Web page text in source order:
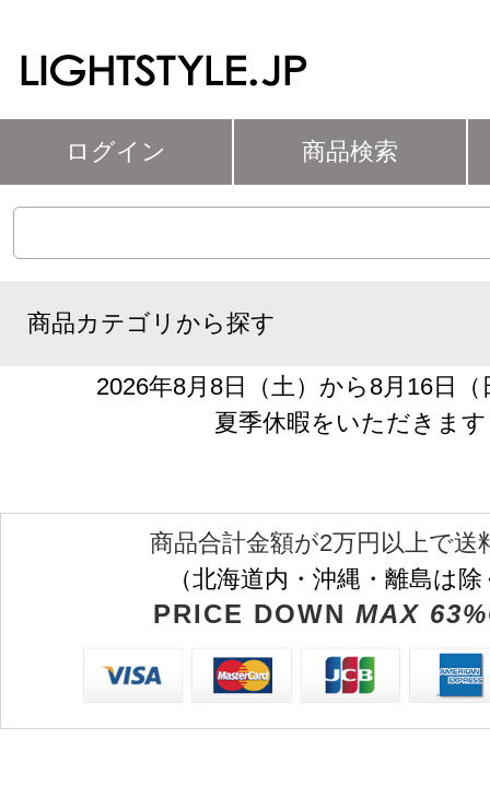
ログイン 商品検索
商品カテゴリから探す
2026年8月8日（土）から8月16日
夏季休暇をいただきます
商品合計金額が2万円以上で送
（北海道内・沖縄・離島は
PRICE DOWN MAX